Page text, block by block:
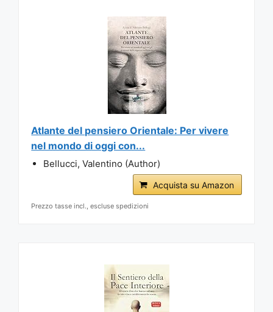
Atlante del pensiero Orientale: Per vivere
nel mondo di oggi con...
Bellucci, Valentino (Author)
Acquista su Amazon
Prezzo tasse incl., escluse spedizioni